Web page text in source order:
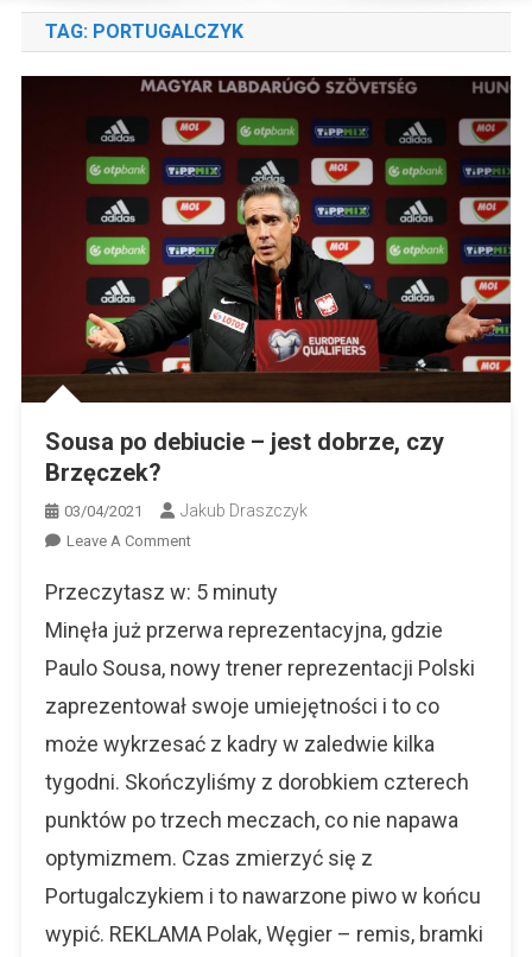
TAG: PORTUGALCZYK
Sousa po debiucie – jest dobrze, czy
Brzęczek?
03/04/2021 Jakub Draszczyk
Leave A CommentOn
Po
Jest
Dobrze,
Brzęczek?
Przeczytasz w: 5 minuty
Minęła już przerwa reprezentacyjna, gdzie
Paulo Sousa, nowy trener reprezentacji Polski
zaprezentował swoje umiejętności i to co
może wykrzesać z kadry w zaledwie kilka
tygodni. Skończyliśmy z dorobkiem czterech
punktów po trzech meczach, co nie napawa
optymizmem. Czas zmierzyć się z
Portugalczykiem i to nawarzone piwo w końcu
wypić. REKLAMA Polak, Węgier – remis, bramki